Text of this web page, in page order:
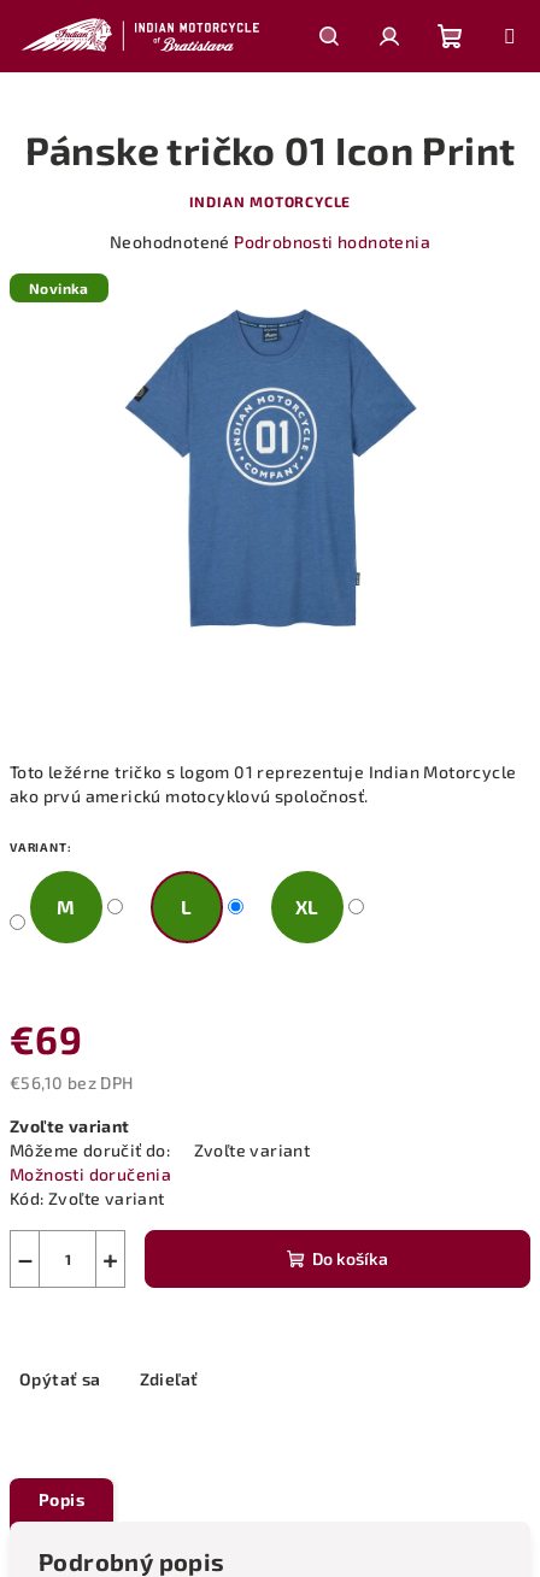
obsah
HľadaťPrihlásenie
košík
Toto ležérne tričko s logom 01 reprezentuje Indian Motorcycle
ako prvú americkú motocyklovú spoločnosť.
VARIANT:
M L XL
€69
€56,10 bez DPH
cena:
Zvoľte variant
Môžeme doručiť do:
Zvoľte variant
Možnosti doručenia
Kód: Zvoľte variant
+
− Do košíka
Opýtať sa Zdieľať
Pánske tričko 01 Icon Print
INDIAN MOTORCYCLE
Priemerné
produktu
hviezdičiek.
Neohodnotené Podrobnosti hodnotenia
Novinka
Popis
Podrobný popis